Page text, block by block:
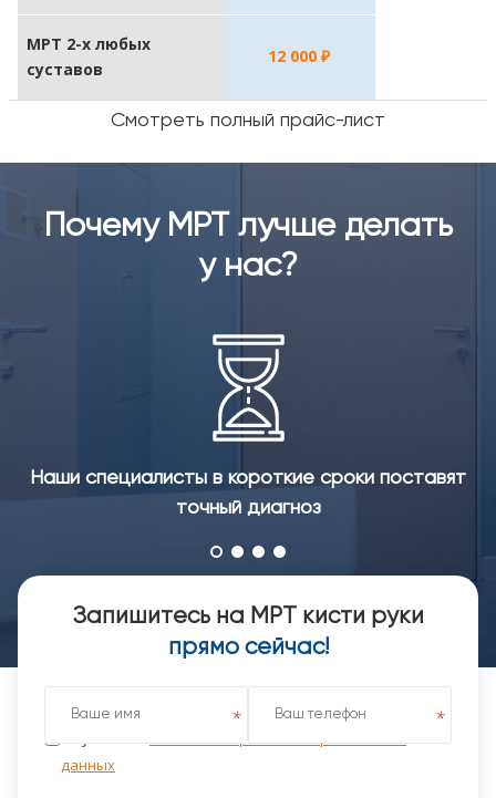
МРТ 2-х любых
суставов
12 000 ₽
Смотреть полный прайс-лист
Почему МРТ лучше делать
у нас?
Наши специалисты в короткие сроки поставят
точный диагноз
Запишитесь на МРТ кисти руки
прямо сейчас!
Я даю согласие на обработку персональных данных
Политики обработки персональных
данных